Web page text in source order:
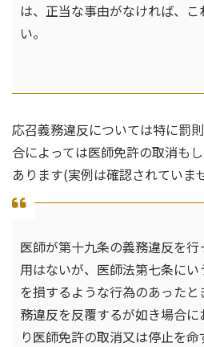
は、正当な事由がなければ、
い。
応召義務違反については特に罰
合によっては医師免許の取消も
あります(実例は確認されていま
医師が第十九条の義務違反を
用はないが、医師法第七条に
を損するような行為のあった
務違反を反覆するが如き場合
り医師免許の取消又は停止を命